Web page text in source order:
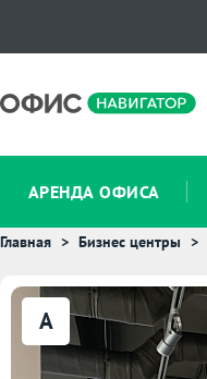
АРЕНДА ОФИСА
Главная Бизнес центры
A